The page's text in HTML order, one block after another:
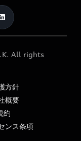
All rights
方針
概要
約
ンス条項